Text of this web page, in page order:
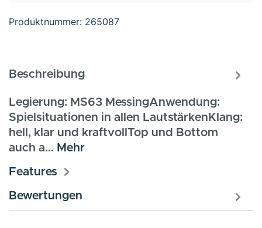
Produktnummer: 265087
Beschreibung
Legierung: MS63 MessingAnwendung:
Spielsituationen in allen LautstärkenKlang:
hell, klar und kraftvollTop und Bottom
auch a… Mehr
Features
Bewertungen